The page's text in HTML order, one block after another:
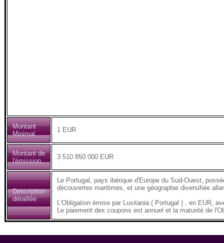
Montant
Minimal
1 EUR
Montant de
l'émission
3 510 850 000 EUR
Description
détaillée
Le Portugal, pays ibérique d'Europe du Sud-Ouest,
découvertes maritimes, et une géographie diversifiée
L'Obligation émise par Lusitania ( Portugal ) , en EUR,
Le paiement des coupons est annuel et la maturité de